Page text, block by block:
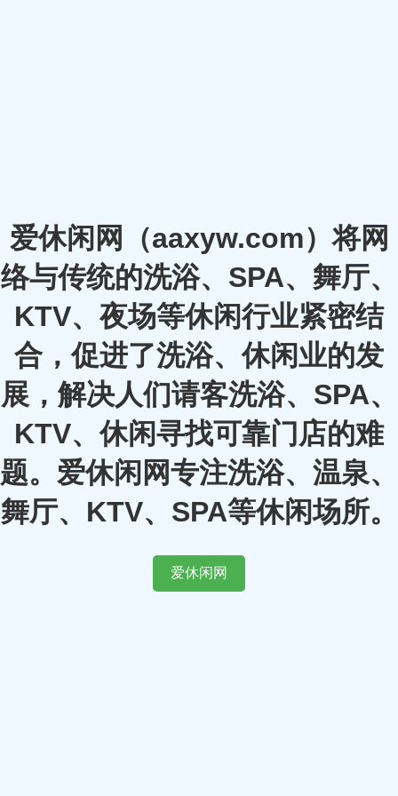
爱休闲网（aaxyw.com）将网
络与传统的洗浴、SPA、舞厅、
KTV、夜场等休闲行业紧密结
合，促进了洗浴、休闲业的发
展，解决人们请客洗浴、SPA、
KTV、休闲寻找可靠门店的难
题。爱休闲网专注洗浴、温泉、
舞厅、KTV、SPA等休闲场所。
爱休闲网